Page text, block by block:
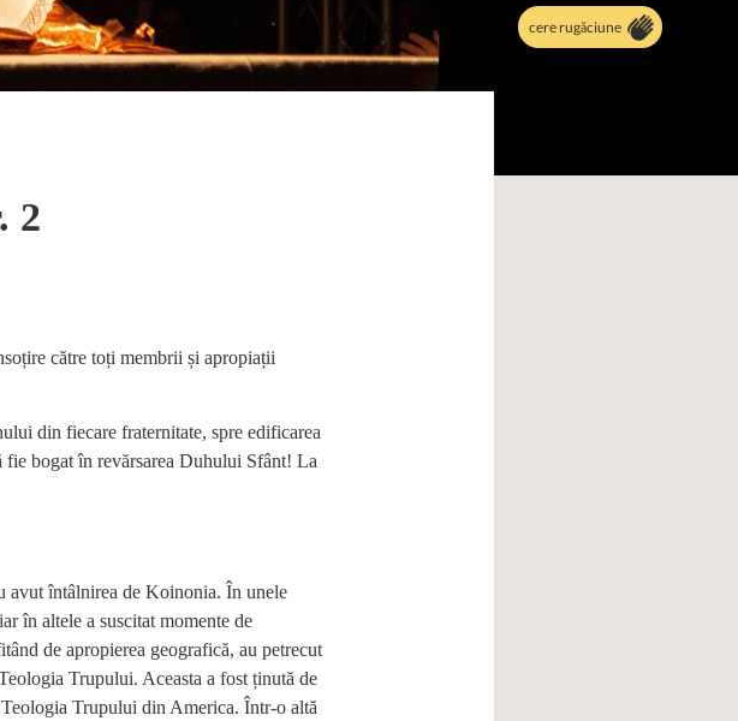
cere rugăciune
2
către toți membrii și apropiații
din fiecare fraternitate, spre edificarea
bogat în revărsarea Duhului Sfânt! La
avut întâlnirea de Koinonia. În unele
în altele a suscitat momente de
de apropierea geografică, au petrecut
Trupului. Aceasta a fost ținută de
Trupului din America. Într-o altă